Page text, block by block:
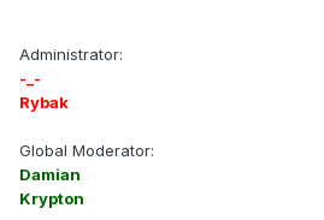
Administrator:
-_-
Rybak
Global Moderator:
Damian
Krypton